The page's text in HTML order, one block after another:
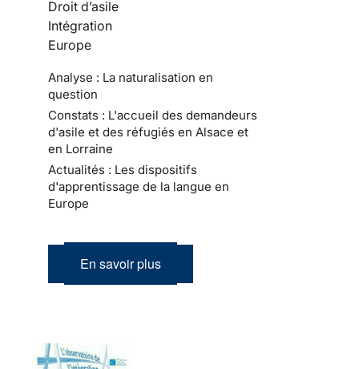
Droit d’asile
Intégration
Europe
Analyse : La naturalisation en
question
Constats : L'accueil des demandeurs
d'asile et des réfugiés en Alsace et
en Lorraine
Actualités : Les dispositifs
d'apprentissage de la langue en
Europe
En savoir plus